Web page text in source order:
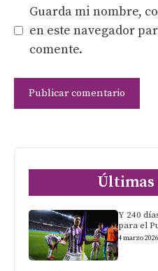
Guarda mi nombre,
en este navegador
comente.
Y 240
para el
4 marzo